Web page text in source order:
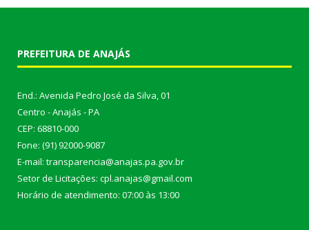
PREFEITURA DE ANAJÁS
End.: Avenida Pedro José da Silva, 01
Centro - Anajás - PA
CEP: 68810-000
Fone: (91) 92000-9087
E-mail: transparencia@anajas.pa.gov.br
Setor de Licitações: cpl.anajas@gmail.com
Horário de atendimento: 07:00 às 13:00